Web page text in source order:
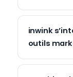
inwink
outils